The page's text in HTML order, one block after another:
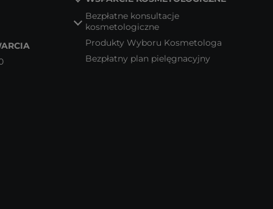
Bezpłatne konsultacje
kosmetologiczne
Produkty Wyboru Kosmetologa
Bezpłatny plan pielęgnacyjny